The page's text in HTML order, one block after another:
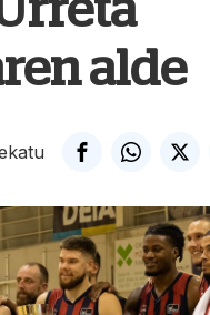
alde